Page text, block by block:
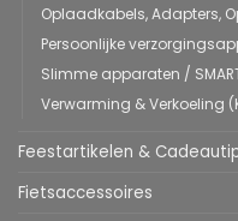
Oplaadkabels, Adapters,
Persoonlijke
Slimme apparaten /
Verwarming & Verkoeling
Feestartikelen &
Fietsaccessoires